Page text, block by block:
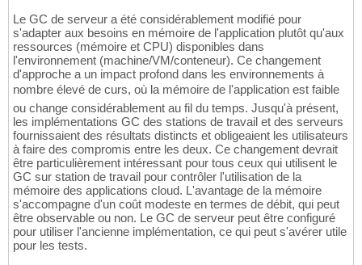
Le GC de serveur a été considérablement modifié pour
s'adapter aux besoins en mémoire de l'application plutôt qu'aux
ressources (mémoire et CPU) disponibles dans
l'environnement (machine/VM/conteneur). Ce changement
d'approche a un impact profond dans les environnements à
nombre élevé de curs, où la mémoire de l'application est faible
ou change considérablement au fil du temps. Jusqu'à présent,
les implémentations GC des stations de travail et des serveurs
fournissaient des résultats distincts et obligeaient les utilisateurs
à faire des compromis entre les deux. Ce changement devrait
être particulièrement intéressant pour tous ceux qui utilisent le
GC sur station de travail pour contrôler l'utilisation de la
mémoire des applications cloud. L'avantage de la mémoire
s'accompagne d'un coût modeste en termes de débit, qui peut
être observable ou non. Le GC de serveur peut être configuré
pour utiliser l'ancienne implémentation, ce qui peut s'avérer utile
pour les tests.